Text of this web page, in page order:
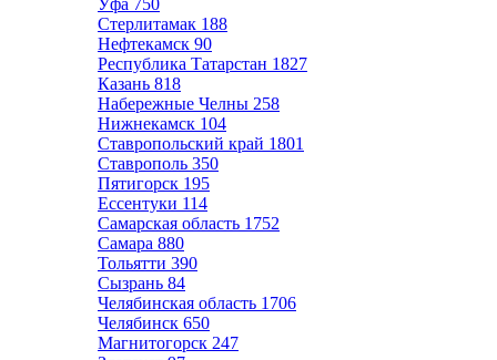
Уфа 750
Стерлитамак 188
Нефтекамск 90
Республика Татарстан 1827
Казань 818
Набережные Челны 258
Нижнекамск 104
Ставропольский край 1801
Ставрополь 350
Пятигорск 195
Ессентуки 114
Самарская область 1752
Самара 880
Тольятти 390
Сызрань 84
Челябинская область 1706
Челябинск 650
Магнитогорск 247